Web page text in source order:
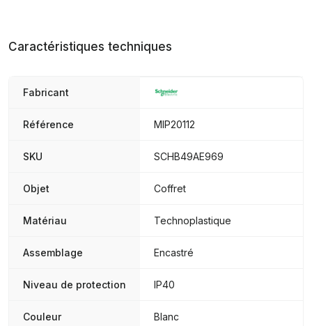
Caractéristiques techniques
Fabricant
Référence MIP20112
SKU SCHB49AE969
Objet Coffret
Matériau Technoplastique
Assemblage Encastré
Niveau de protection IP40
Couleur Blanc